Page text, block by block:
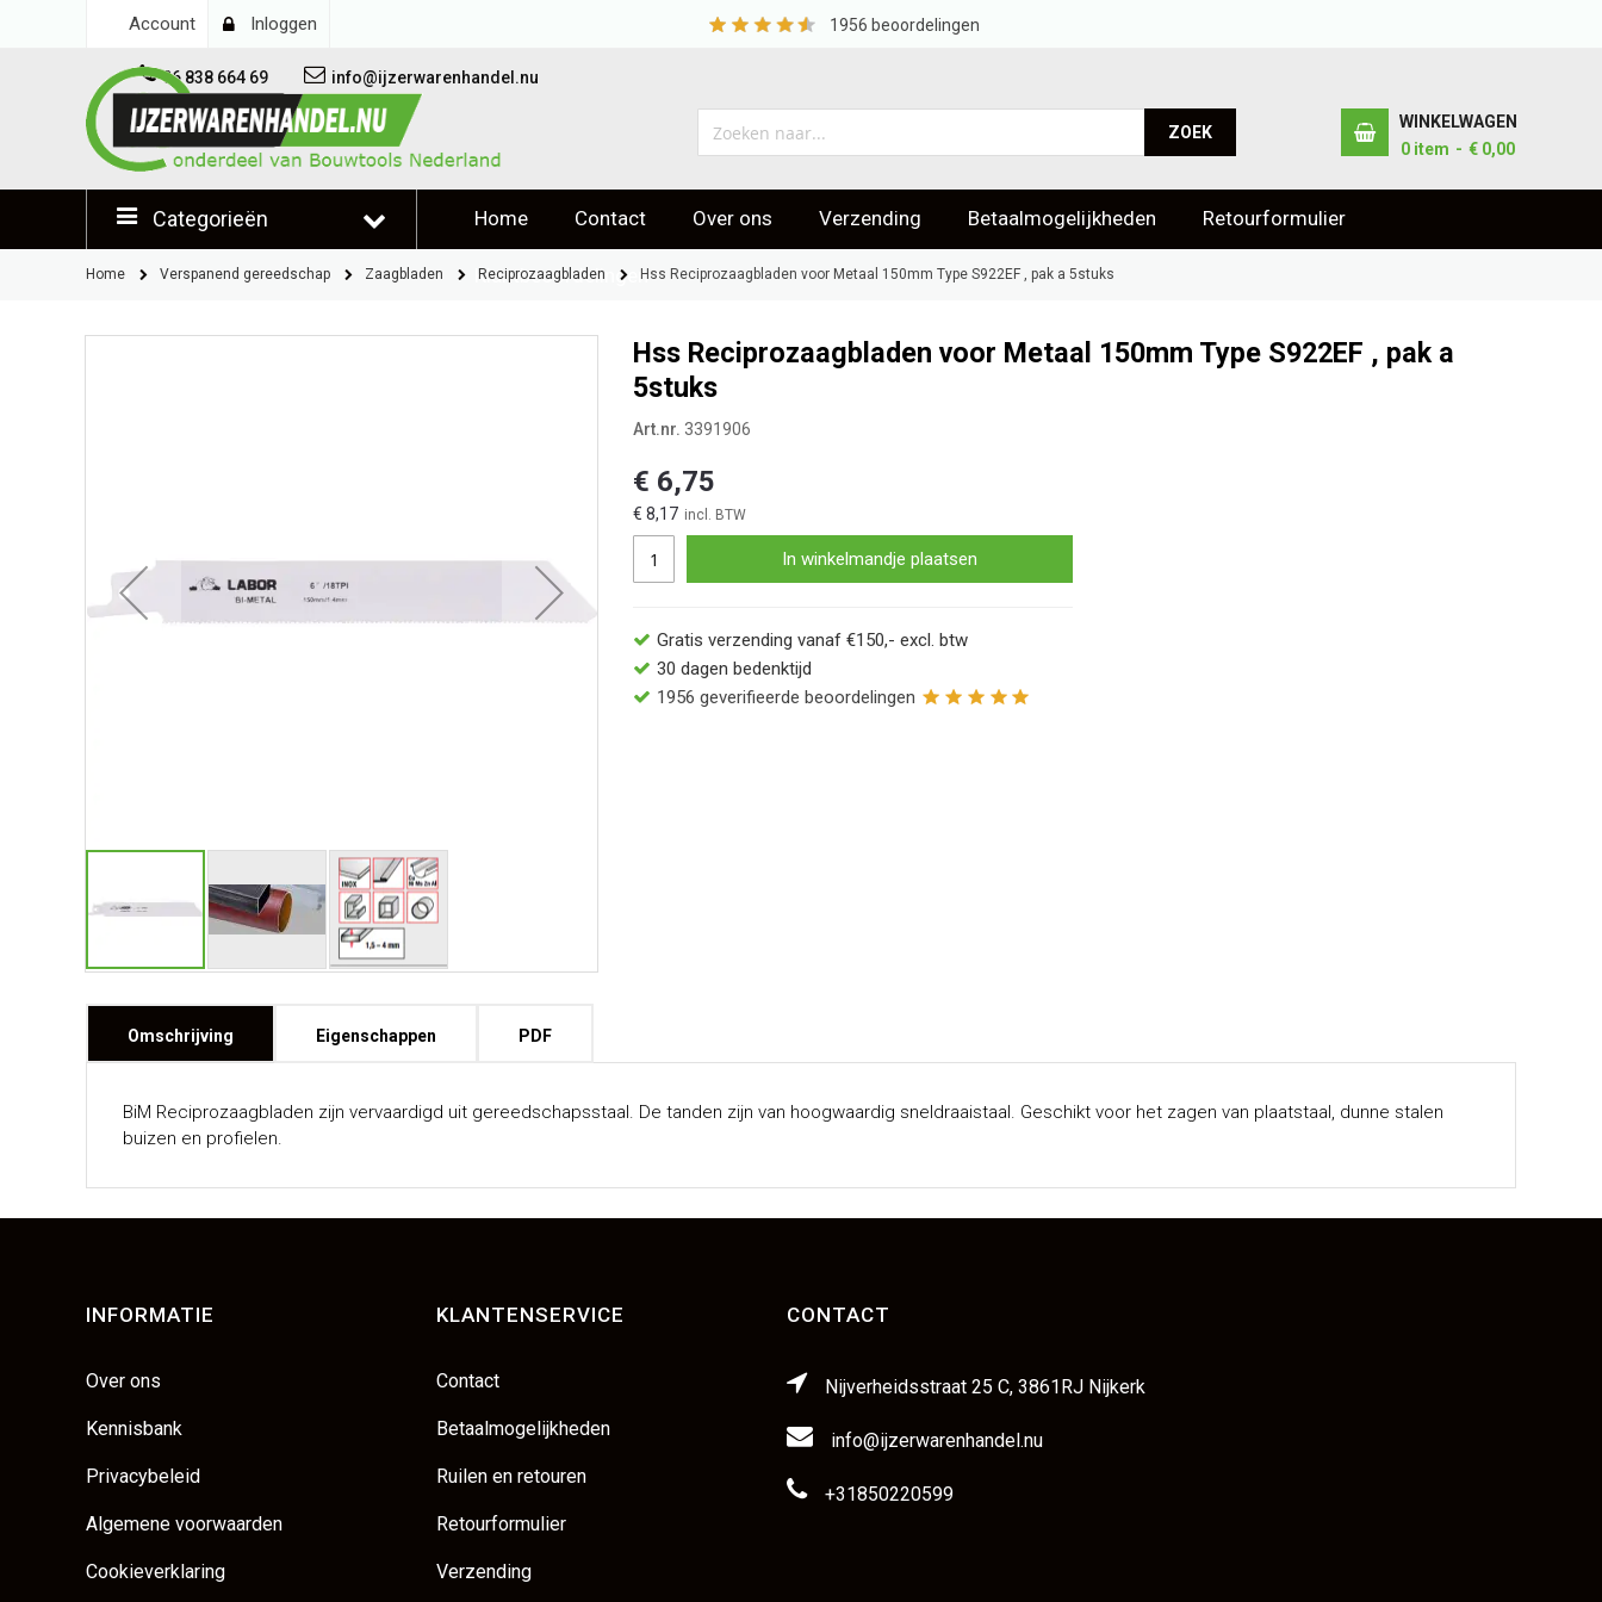
Account Inloggen 1956 beoordelingen
06 838 664 69 info@ijzerwarenhandel.nu
ZOEK
WINKELWAGEN
0 item € 0,00
Categorieën Home Contact Over ons Verzending Betaalmogelijkheden Retourformulier
Klantbeoordelingen
Home Verspanend gereedschap Zaagbladen Reciprozaagbladen Hss Reciprozaagbladen voor Metaal 150mm Type S922EF , pak a 5stuks
Hss Reciprozaagbladen voor Metaal 150mm Type S922EF , pak a
5stuks
Art.nr. 3391906
€ 8,17
€ 6,75
In winkelmandje plaatsen
Gratis verzending vanaf €150,- excl. btw
30 dagen bedenktijd
1956 geverifieerde beoordelingen
Omschrijving
BiM Reciprozaagbladen zijn vervaardigd uit gereedschapsstaal. De tanden zijn van hoogwaardig sneldraaistaal. Geschikt voor het zagen van plaatstaal, dunne stalen
buizen en profielen.
Eigenschappen PDF
INFORMATIE
Over ons
Kennisbank
Privacybeleid
Algemene voorwaarden
Cookieverklaring
KLANTENSERVICE
Contact
Betaalmogelijkheden
Ruilen en retouren
Retourformulier
Verzending
CONTACT
Nijverheidsstraat 25 C, 3861RJ Nijkerk
info@ijzerwarenhandel.nu
+31850220599